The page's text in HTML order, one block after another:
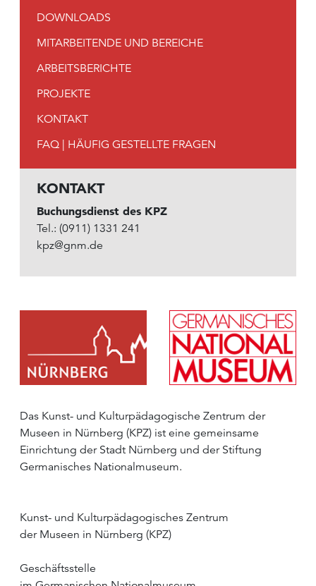
DOWNLOADS
MITARBEITENDE UND BEREICHE
ARBEITSBERICHTE
PROJEKTE
KONTAKT
FAQ | HÄUFIG GESTELLTE FRAGEN
KONTAKT
Buchungsdienst des KPZ
Tel.: (0911) 1331 241
kpz@gnm.de
Das Kunst- und Kulturpädagogische Zentrum der
Museen in Nürnberg (KPZ) ist eine gemeinsame
Einrichtung der Stadt Nürnberg und der Stiftung
Germanisches Nationalmuseum.
Kunst- und Kulturpädagogisches Zentrum
der Museen in Nürnberg (KPZ)
Geschäftsstelle